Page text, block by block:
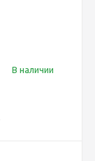
В наличии